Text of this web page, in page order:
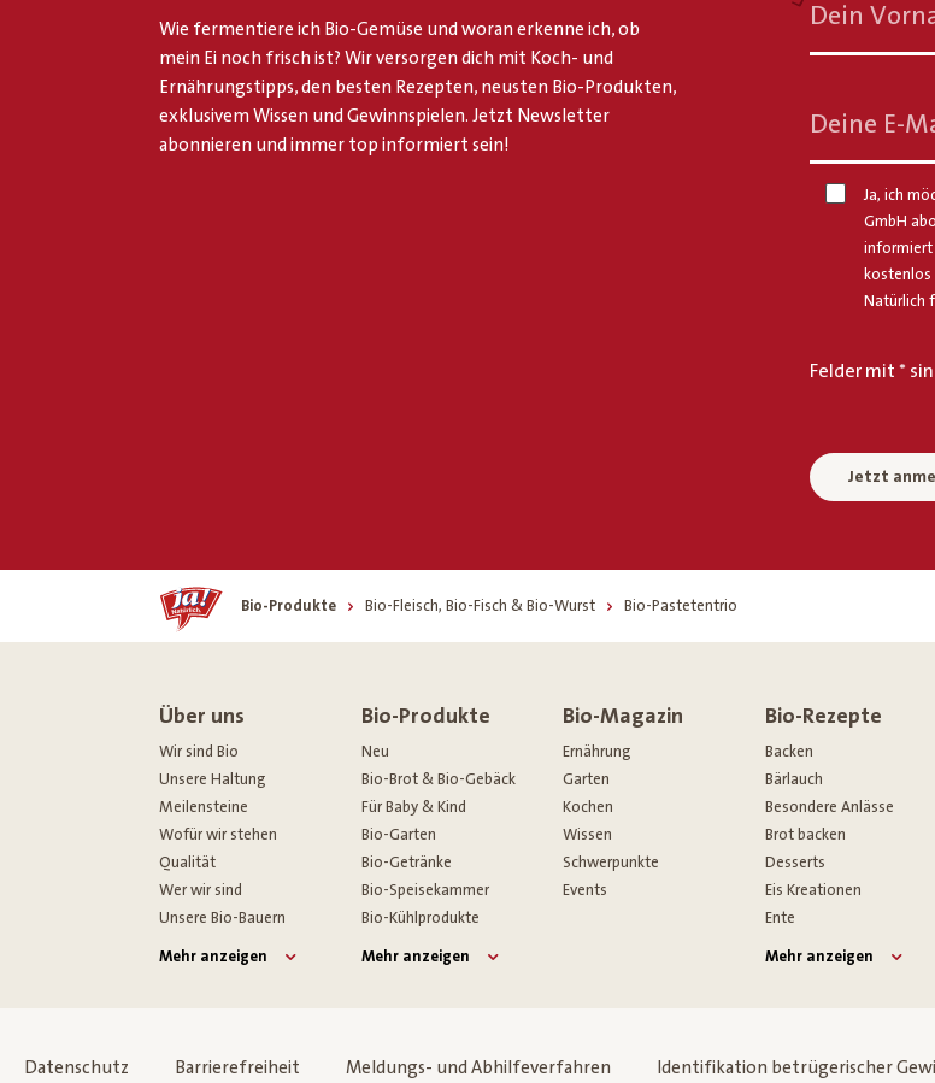
Wie fermentiere ich Bio-Gemüse und woran erkenne ich, ob
mein Ei noch frisch ist? Wir versorgen dich mit Koch- und
Ernährungstipps, den besten Rezepten, neusten Bio-Produkten,
exklusivem Wissen und Gewinnspielen. Jetzt Newsletter
abonnieren und immer top informiert sein!
Dein
Deine E-
Ja, ich
GmbH
informiert
kostenlos
Natürlich
Felder mit *
Jetzt
Home
Bio-Produkte Bio-Fleisch, Bio-Fisch & Bio-Wurst Bio-Pastetentrio
Über uns
Wir sind Bio
Unsere Haltung
Meilensteine
Wofür wir stehen
Qualität
Wer wir sind
Unsere Bio-Bauern
Mehr anzeigen
Bio-Produkte
Neu
Bio-Brot & Bio-Gebäck
Für Baby & Kind
Bio-Garten
Bio-Getränke
Bio-Speisekammer
Bio-Kühlprodukte
Mehr anzeigen
Bio-Magazin
Ernährung
Garten
Kochen
Wissen
Schwerpunkte
Events
Bio-Rezepte
Backen
Bärlauch
Besondere Anlässe
Brot backen
Desserts
Eis Kreationen
Ente
Mehr anzeigen
Datenschutz Barrierefreiheit Meldungs- und Abhilfeverfahren Identifikation betrügerischer